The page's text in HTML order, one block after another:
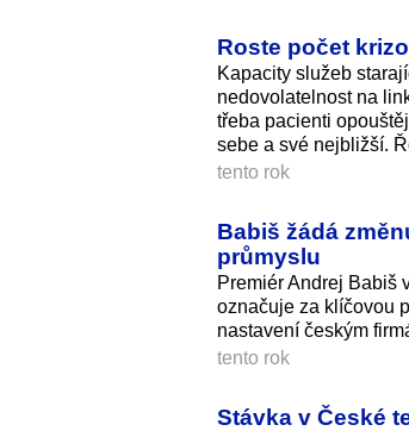
Roste počet
Kapacity služeb
nedovolatelnost na
třeba pacienti
sebe a své nejbližší.
tento rok
Babiš žádá
průmyslu
Premiér Andrej Babiš
označuje za klíčovou
nastavení českým
tento rok
Stávka v České